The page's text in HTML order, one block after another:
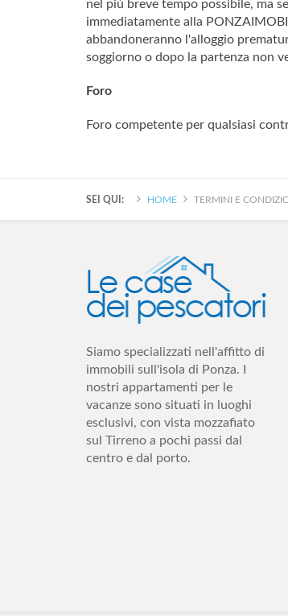
nel più breve tempo possibile, ma
immediatamente alla
abbandoneranno l'alloggio
soggiorno o dopo la partenza non
Foro
Foro competente per qualsiasi
SEI QUI: HOME TERMINI E
Siamo specializzati nell'affitto di
immobili sull'isola di Ponza. I
nostri appartamenti per le
vacanze sono situati in luoghi
esclusivi, con vista mozzafiato
sul Tirreno a pochi passi dal
centro e dal porto.